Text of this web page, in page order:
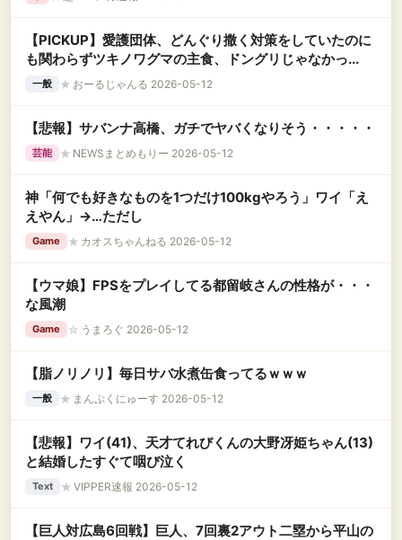
【PICKUP】愛護団体、どんぐり撒く対策をしていたのに
も関わらずツキノワグマの主食、ドングリじゃなかっ...
一般 ★ おーるじゃんる 2026-05-12
【悲報】サバンナ高橋、ガチでヤバくなりそう・・・・・
芸能 ★ NEWSまとめもりー 2026-05-12
神「何でも好きなものを1つだけ100kgやろう」ワイ「え
えやん」→…ただし
Game ★ カオスちゃんねる 2026-05-12
【ウマ娘】FPSをプレイしてる都留岐さんの性格が・・・
な風潮
Game ☆ うまろぐ 2026-05-12
【脂ノリノリ】毎日サバ水煮缶食ってるｗｗｗ
一般 ★ まんぷくにゅーす 2026-05-12
【悲報】ワイ(41)、天才てれびくんの大野冴姫ちゃん(13)
と結婚したすぐて咽び泣く
Text ★ VIPPER速報 2026-05-12
【巨人対広島6回戦】巨人、7回裏2アウト二塁から平山の